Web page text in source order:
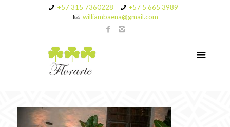
+57 315 7360228
+57 5 665 3989
williambaena@gmail.com